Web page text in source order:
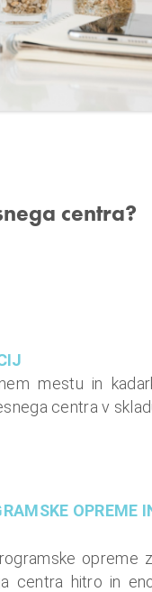
centra?
mestu in
centra v
OPREME
opreme
centra hitro in